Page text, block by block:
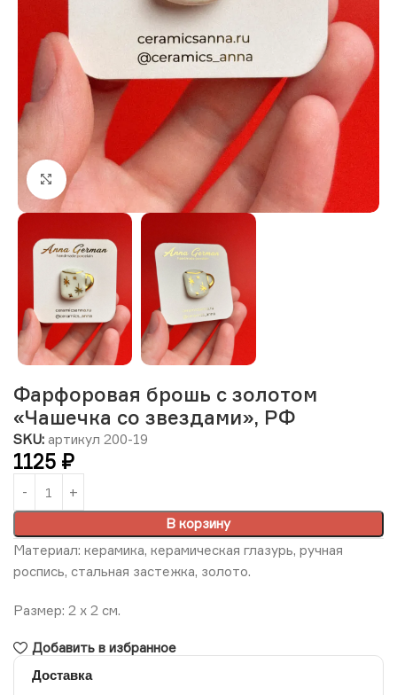
Нажмите, чтобы увеличить изображение
Фарфоровая брошь с золотом
«Чашечка со звездами», РФ
SKU: артикул 200-19
1125 ₽
В корзину
Материал: керамика, керамическая глазурь, ручная
роспись, стальная застежка, золото.
Размер: 2 х 2 см.
Добавить в избранное
Доставка